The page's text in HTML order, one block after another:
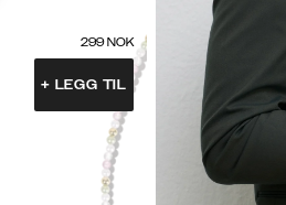
299 NOK
+ LEGG TIL